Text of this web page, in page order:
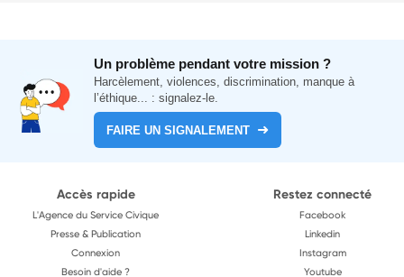
Un problème pendant votre mission ?
Harcèlement, violences, discrimination, manque à
l’éthique... : signalez-le.
FAIRE UN SIGNALEMENT
Accès rapide
L'Agence du Service Civique
Presse & Publication
Connexion
Besoin d'aide ?
Restez connecté
Facebook
Linkedin
Instagram
Youtube